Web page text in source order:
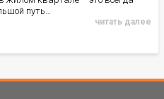
путь…
читать далее